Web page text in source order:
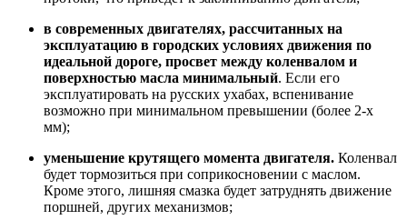
в современных двигателях, рассчитанных на
эксплуатацию в городских условиях движения по
идеальной дороге, просвет между коленвалом и
поверхностью масла минимальный. Если его
эксплуатировать на русских ухабах, вспенивание
возможно при минимальном превышении (более 2-х
мм);
уменьшение крутящего момента двигателя. Коленвал
будет тормозиться при соприкосновении с маслом.
Кроме этого, лишняя смазка будет затруднять движение
поршней, других механизмов;